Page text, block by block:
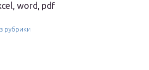
word, pdf
рубрики